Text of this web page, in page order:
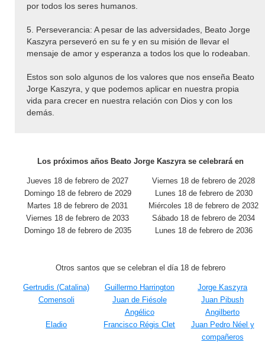
por todos los seres humanos.
5. Perseverancia: A pesar de las adversidades, Beato Jorge
Kaszyra perseveró en su fe y en su misión de llevar el
mensaje de amor y esperanza a todos los que lo rodeaban.
Estos son solo algunos de los valores que nos enseña Beato
Jorge Kaszyra, y que podemos aplicar en nuestra propia
vida para crecer en nuestra relación con Dios y con los
demás.
Los próximos años Beato Jorge Kaszyra se celebrará en
Jueves 18 de febrero de 2027
Viernes 18 de febrero de 2028
Domingo 18 de febrero de 2029
Lunes 18 de febrero de 2030
Martes 18 de febrero de 2031
Miércoles 18 de febrero de 2032
Viernes 18 de febrero de 2033
Sábado 18 de febrero de 2034
Domingo 18 de febrero de 2035
Lunes 18 de febrero de 2036
Otros santos que se celebran el día 18 de febrero
Gertrudis (Catalina)
Comensoli
Guillermo Harrington
Jorge Kaszyra
Juan de Fiésole
Angélico
Juan Pibush
Angilberto
Eladio
Francisco Régis Clet
Juan Pedro Néel y
compañeros